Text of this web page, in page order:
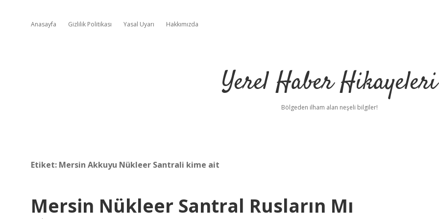
Anasayfa Gizlilik Politikası Yasal Uyarı Hakkımızda
Yerel Haber Hikayeleri
Bölgeden ilham alan neşeli bilgiler!
Etiket: Mersin Akkuyu Nükleer Santrali kime ait
Mersin Nükleer Santral Rusların Mı